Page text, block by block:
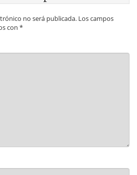
no será publicada. Los campos
con *